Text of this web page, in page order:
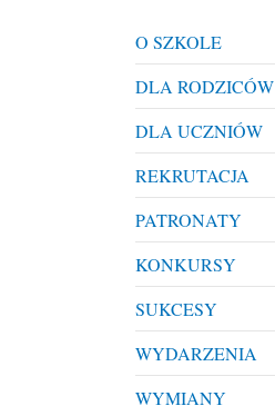
O SZKOLE
DLA RODZICÓW
DLA UCZNIÓW
REKRUTACJA
PATRONATY
KONKURSY
SUKCESY
WYDARZENIA
WYMIANY